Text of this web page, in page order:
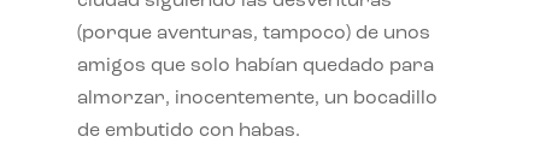
(porque aventuras, tampoco) de unos
amigos que solo habían quedado para
almorzar, inocentemente, un bocadillo
de embutido con habas.